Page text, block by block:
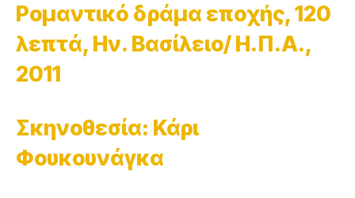
Ρομαντικό δράμα εποχής, 120
λεπτά, Ην. Βασίλειο/ Η.Π.Α.,
2011
Σκηνοθεσία: Κάρι
Φουκουνάγκα